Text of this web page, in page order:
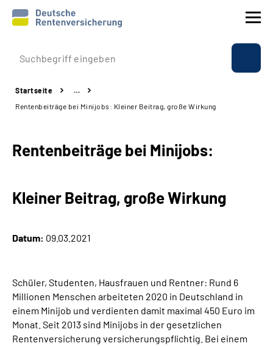
Prävention
Reha
Experten
Über uns & Presse
Suche
Language
Startseite
…
Rentenbeiträge bei Minijobs: Kleiner Beitrag, große Wirkung
Rentenbeiträge bei Minijobs:
Kleiner Beitrag, große Wirkung
Datum: 09.03.2021
Schüler, Studenten, Hausfrauen und Rentner: Rund 6
Millionen Menschen arbeiteten 2020 in Deutschland in
einem Minijob und verdienten damit maximal 450 Euro im
Monat. Seit 2013 sind Minijobs in der gesetzlichen
Rentenversicherung versicherungspflichtig. Bei einem